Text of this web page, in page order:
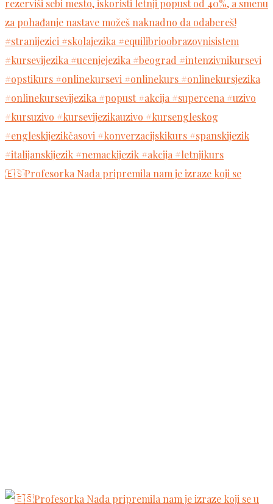
🇪🇸Profesorka Nada pripremila nam je izraze koji se